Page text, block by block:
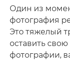
Один из
фотография
Это тяжелый
оставить
фотографии,